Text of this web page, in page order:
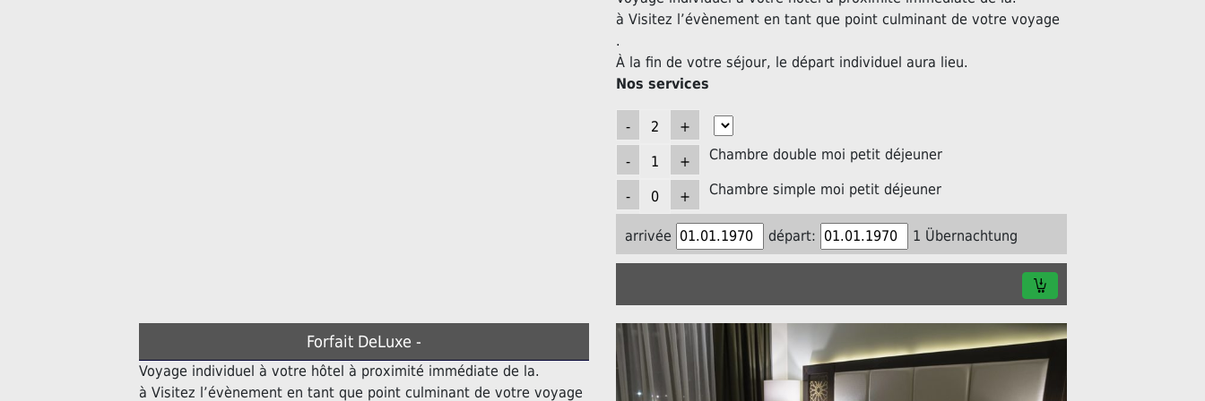
à Visitez l’évènement en tant que point culminant de votre voyage
.
À la fin de votre séjour, le départ individuel aura lieu.
Nos services
Chambre double moi petit déjeuner
Chambre simple moi petit déjeuner
arrivée départ: 1 Übernachtung
Forfait DeLuxe -
Voyage individuel à votre hôtel à proximité immédiate de la.
à Visitez l’évènement en tant que point culminant de votre voyage